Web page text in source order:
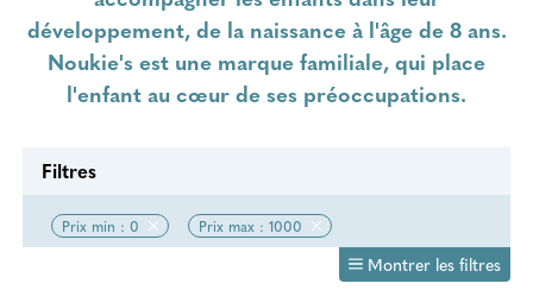
développement, de la naissance à l'âge de 8 ans.
Noukie's est une marque familiale, qui place
l'enfant au cœur de ses préoccupations.
Filtres
Prix min : 0 Prix max : 1000
Montrer les filtres